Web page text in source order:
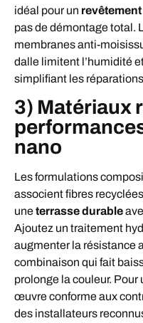
idéal pour un
pas de démontage total.
membranes anti-
dalle limitent l’humidité
simplifiant les
3) Matériaux
nano
Les formulations
associent fibres
uneterrasse durable
Ajoutez un traitement
augmenter la résistance
combinaison qui fait
prolonge la couleur.
œuvre conforme aux
des installateurs